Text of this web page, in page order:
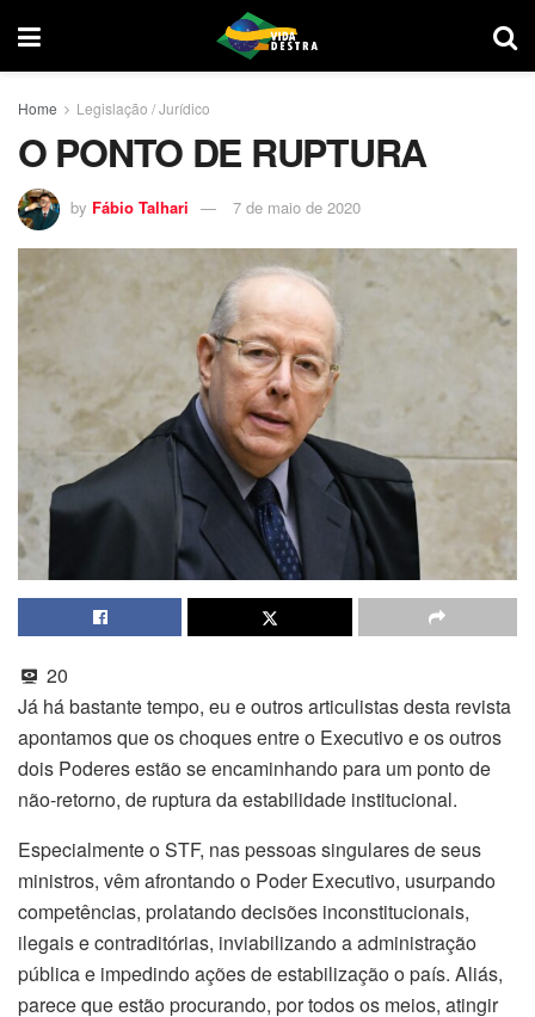
Home Legislação / Jurídico
O PONTO DE RUPTURA
by Fábio Talhari 7 de maio de 2020
20
Já há bastante tempo, eu e outros articulistas desta revista
apontamos que os choques entre o Executivo e os outros
dois Poderes estão se encaminhando para um ponto de
não-retorno, de ruptura da estabilidade institucional.
Especialmente o STF, nas pessoas singulares de seus
ministros, vêm afrontando o Poder Executivo, usurpando
competências, prolatando decisões inconstitucionais,
ilegais e contraditórias, inviabilizando a administração
pública e impedindo ações de estabilização o país. Aliás,
parece que estão procurando, por todos os meios, atingir